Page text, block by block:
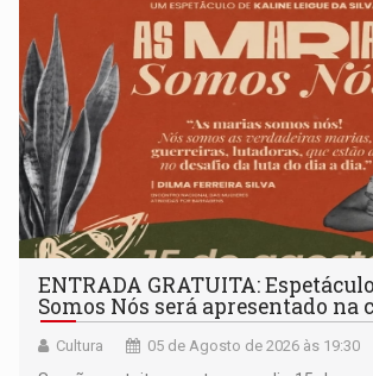
ENTRADA GRATUITA:
Somos Nós será apresentado na
Cultura 05 de Agosto de 2026 às 19:30